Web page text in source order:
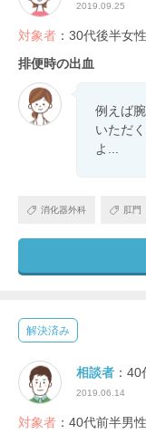
2019.09.25
対象者 ：30代後半女性
排便時の出血
例えば
いただ
よ...
消化器外科 肛門
解決済み
相談者 ：
2019.06.14
対象者 ：40代前半男性